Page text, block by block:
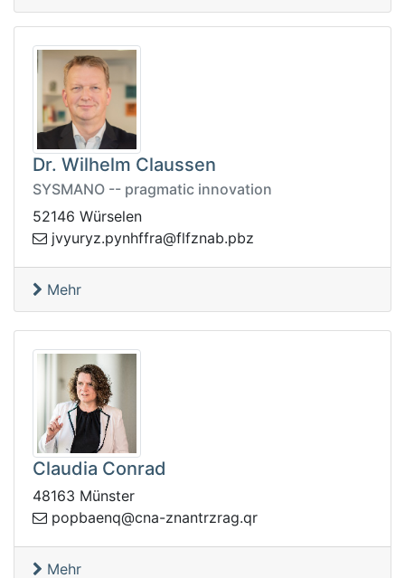
Dr. Wilhelm Claussen
SYSMANO -- pragmatic innovation
52146 Würselen
zbp.banzflf@arffhnyp.zyruy
vj
Mehr
Claudia Conrad
48163 Münster
rq.g
arzrtnanz-anc@qneabpop
Mehr